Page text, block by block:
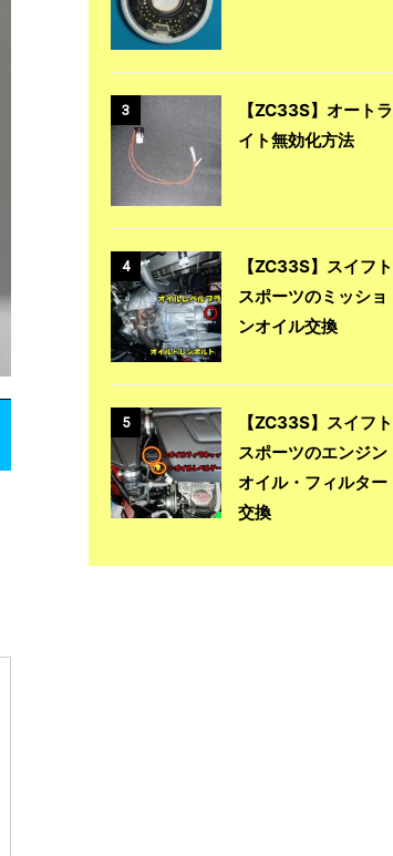
3
【ZC33S】オートラ
イト無効化方法
4
【ZC33S】スイフト
スポーツのミッショ
ンオイル交換
5
【ZC33S】スイフト
スポーツのエンジン
オイル・フィルター
交換